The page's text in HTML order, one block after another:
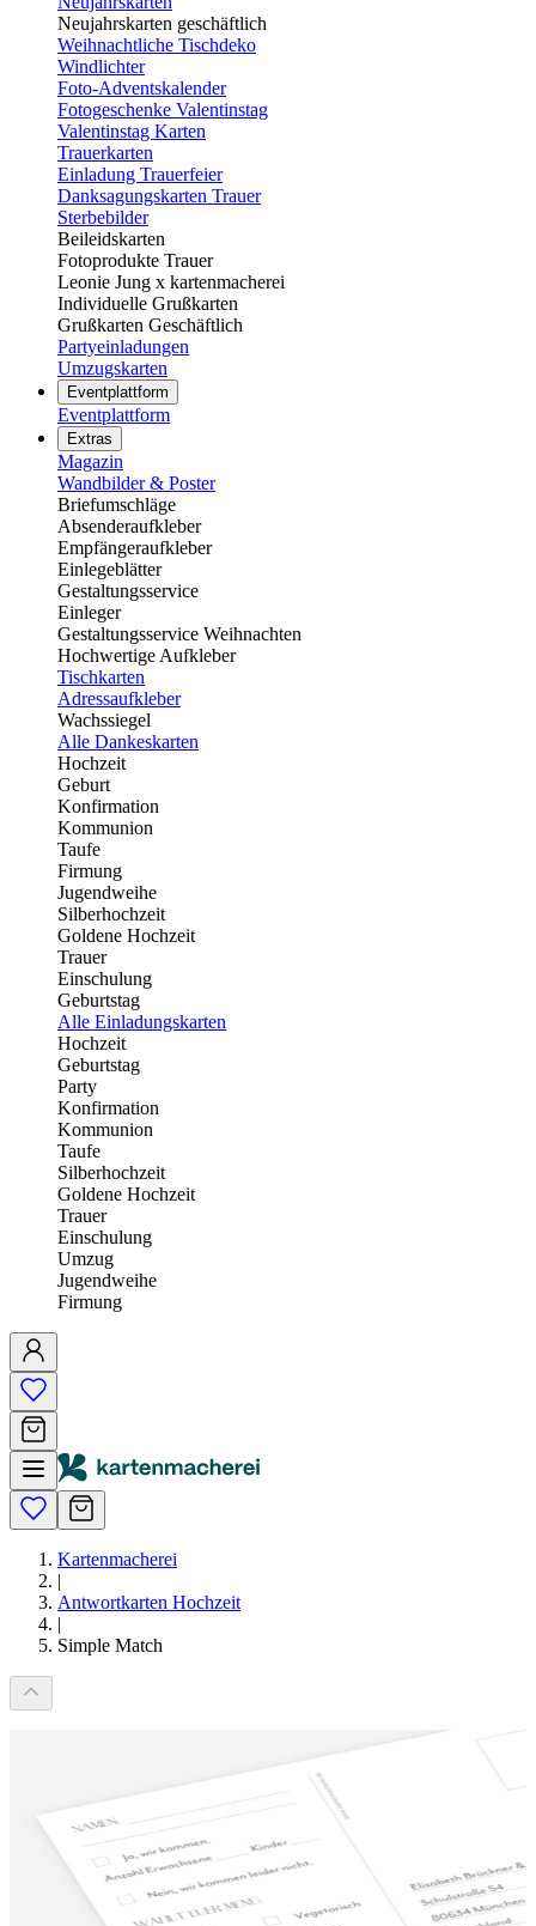
Neujahrskarten geschäftlich
Weihnachtliche Tischdeko
Windlichter
Foto-Adventskalender
Fotogeschenke Valentinstag
Valentinstag Karten
Trauerkarten
Einladung Trauerfeier
Danksagungskarten Trauer
Sterbebilder
Beileidskarten
Fotoprodukte Trauer
Leonie Jung x kartenmacherei
Individuelle Grußkarten
Grußkarten Geschäftlich
Partyeinladungen
Umzugskarten
Eventplattform
Eventplattform
Extras
Magazin
Wandbilder & Poster
Briefumschläge
Absenderaufkleber
Empfängeraufkleber
Einlegeblätter
Gestaltungsservice
Einleger
Gestaltungsservice Weihnachten
Hochwertige Aufkleber
Tischkarten
Adressaufkleber
Wachssiegel
Alle Dankeskarten
Hochzeit
Geburt
Konfirmation
Kommunion
Taufe
Firmung
Jugendweihe
Silberhochzeit
Goldene Hochzeit
Trauer
Einschulung
Geburtstag
Alle Einladungskarten
Hochzeit
Geburtstag
Party
Konfirmation
Kommunion
Taufe
Silberhochzeit
Goldene Hochzeit
Trauer
Einschulung
Umzug
Jugendweihe
Firmung
Kartenmacherei
|
Antwortkarten Hochzeit
|
Simple Match